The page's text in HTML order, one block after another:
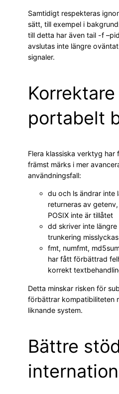
Samtidigt respekteras
sätt, till exempel i
till detta har även tail -f
avslutas inte längre
signaler.
portabelt
Flera klassiska verktyg
främst märks i mer
användningsfall:
du och ls ändrar inte
returneras av
POSIX inte är tillåtet
dd skriver inte
trunkering misslyckas
fmt, numfmt,
har fått förbättrad
korrekt
Detta minskar risken för
förbättrar kompatibiliteten
liknande system.
Bättre